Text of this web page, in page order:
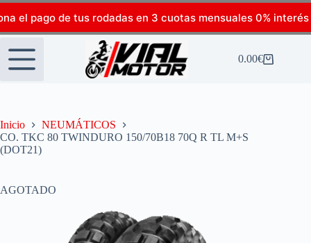
el pago de tus rodadas en 3 cuotas mensuales 0% interés
0.00€
Inicio
NEUMÁTICOS
CO. TKC 80 TWINDURO 150/70B18 70Q R TL M+S
(DOT21)
AGOTADO